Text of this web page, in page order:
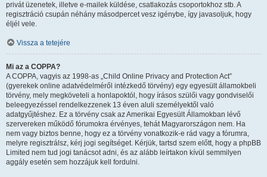
privát üzenetek, illetve e-mailek küldése, csatlakozás csoportokhoz stb. A
regisztráció csupán néhány másodpercet vesz igénybe, így javasoljuk, hogy
éljél vele.
Vissza a tetejére
Mi az a COPPA?
A COPPA, vagyis az 1998-as „Child Online Privacy and Protection Act”
(gyerekek online adatvédelméről intézkedő törvény) egy egyesült államokbeli
törvény, mely megköveteli a honlapoktól, hogy írásos szülői vagy gondviselői
beleegyezéssel rendelkezzenek 13 éven aluli személyektől való
adatgyűjtéshez. Ez a törvény csak az Amerikai Egyesült Államokban lévő
szervereken működő fórumokra érvényes, tehát Magyarországon nem. Ha
nem vagy biztos benne, hogy ez a törvény vonatkozik-e rád vagy a fórumra,
melyre regisztrálsz, kérj jogi segítséget. Kérjük, tartsd szem előtt, hogy a phpBB
Limited nem tud jogi tanácsot adni, és az alább leírtakon kívül semmilyen
aggály esetén sem hozzájuk kell fordulni.